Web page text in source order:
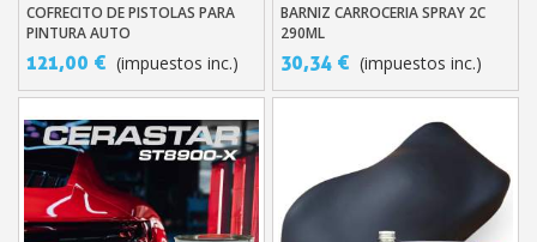
Añadir Al Carrito
COFRECITO DE PISTOLAS PARA
PINTURA AUTO
121,00 € (impuestos inc.)
Añadir Al Carrito
BARNIZ CARROCERIA SPRAY 2C
290ML
30,34 € (impuestos inc.)